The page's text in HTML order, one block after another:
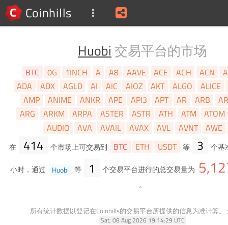
Coinhills
Huobi 交易平台的市场
BTC 0G 1INCH A A8 AAVE ACE ACH ACN
ADA
ADX AGLD AI AIC AIOZ AKT ALGO
ALICE
AMP
ANIME ANKR APE API3 APT AR ARB
ARG
ARKM ARPA ASTER ASTR ATH ATM
ATOM
AUDIO
AVA AVAIL AVAX AVL AVNT AWE
在 414 个市场上可交易到 BTC ETH USDT 等 3 个基
小时，通过 Huobi 等 1 个交易平台进行的总交易量为
。
所有统计数据以登记在Coinhills的交易平台所提供的信息为准计算。
Sat, 08 Aug 2026 19:14:29 UTC